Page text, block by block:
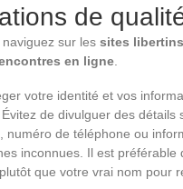
de
sur les sites libertins
en ligne.
votre identité et vos
de divulguer des détails
numéro de téléphone ou
inconnues. Il est préférable
que votre vrai nom pour